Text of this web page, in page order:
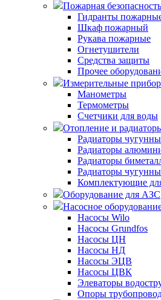
Пожарная безопасность
Гидранты
Шкаф пожарный
Рукава пожарные
Огнетушители
Средства защиты
Прочее
Измерительные
Манометры
Термометры
Счетчики для воды
Отопление и
Радиаторы
Радиаторы
Радиаторы
Радиаторы
Комплектующие
Оборудование для АЗС
Насосное
Насосы Wilo
Насосы Grundfos
Насосы ЦН
Насосы НД
Насосы ЭЦВ
Насосы ЦВК
Элеваторы
Опоры